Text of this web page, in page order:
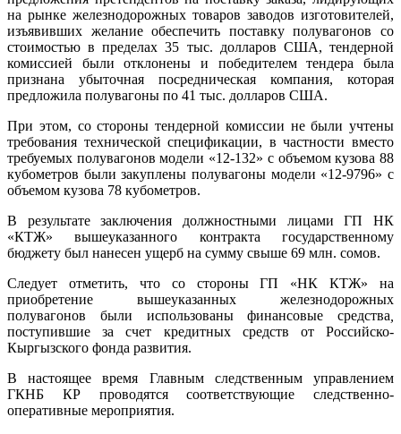
на рынке железнодорожных товаров заводов изготовителей,
изъявивших желание обеспечить поставку полувагонов со
стоимостью в пределах 35 тыс. долларов США, тендерной
комиссией были отклонены и победителем тендера была
признана убыточная посредническая компания, которая
предложила полувагоны по 41 тыс. долларов США.
При этом, со стороны тендерной комиссии не были учтены
требования технической спецификации, в частности вместо
требуемых полувагонов модели «12-132» с объемом кузова 88
кубометров были закуплены полувагоны модели «12-9796» с
объемом кузова 78 кубометров.
В результате заключения должностными лицами ГП НК
«КТЖ» вышеуказанного контракта государственному
бюджету был нанесен ущерб на сумму свыше 69 млн. сомов.
Следует отметить, что со стороны ГП «НК КТЖ» на
приобретение вышеуказанных железнодорожных
полувагонов были использованы финансовые средства
поступившие за счет кредитных средств от Российско-
Кыргызского фонда развития.
В настоящее время Главным следственным управлением
ГКНБ КР проводятся соответствующие следственно-
оперативные мероприятия.